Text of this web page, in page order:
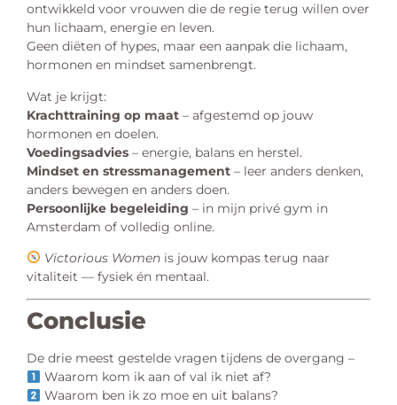
ontwikkeld voor vrouwen die de regie terug willen over
hun lichaam, energie en leven.
Geen diëten of hypes, maar een aanpak die lichaam,
hormonen en mindset samenbrengt.
Wat je krijgt:
Krachttraining op maat – afgestemd op jouw
hormonen en doelen.
Voedingsadvies – energie, balans en herstel.
Mindset en stressmanagement – leer anders denken,
anders bewegen en anders doen.
Persoonlijke begeleiding – in mijn privé gym in
Amsterdam of volledig online.
Victorious Womenis jouw kompas terug naar
vitaliteit — fysiek én mentaal.
Conclusie
De drie meest gestelde vragen tijdens de overgang –
Waarom kom ik aan of val ik niet af?
Waarom ben ik zo moe en uit balans?